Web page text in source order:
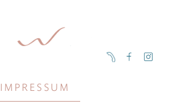
KLINGELING
IMPRESSUM